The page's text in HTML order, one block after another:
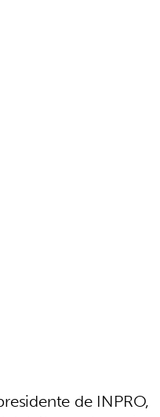
de INPRO,